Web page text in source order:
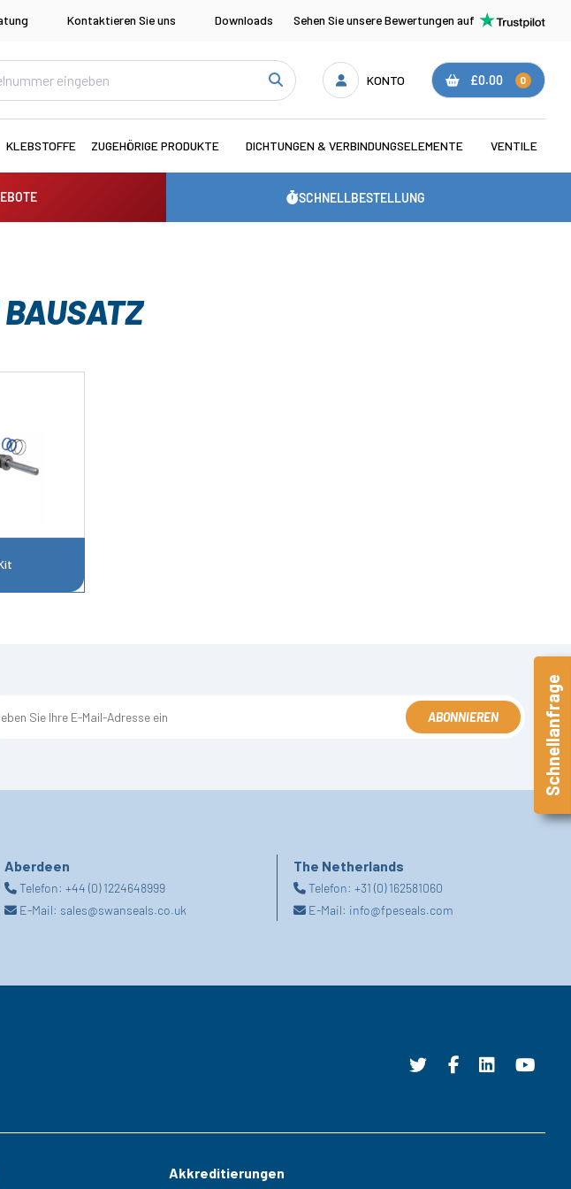
Kontaktieren Sie uns Downloads Sehen Sie unsere Bewertungen auf
KONTO £0.00 0
KLEBSTOFFE ZUGEHÖRIGE PRODUKTE DICHTUNGEN & VERBINDUNGSELEMENTE VENTILE
SCHNELLBESTELLUNG
ABONNIEREN
Aberdeen
Telefon: +44 (0) 1224648999
E-Mail: sales@swanseals.co.uk
The Netherlands
Telefon:+31 (0) 162581060
E-Mail: info@fpeseals.com
Akkreditierungen
Schnellanfrage